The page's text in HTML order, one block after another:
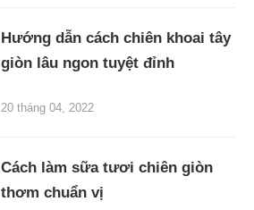
Hướng dẫn cách chiên khoai tây
giòn lâu ngon tuyệt đỉnh
20 tháng 04, 2022
Cách làm sữa tươi chiên giòn
thơm chuẩn vị